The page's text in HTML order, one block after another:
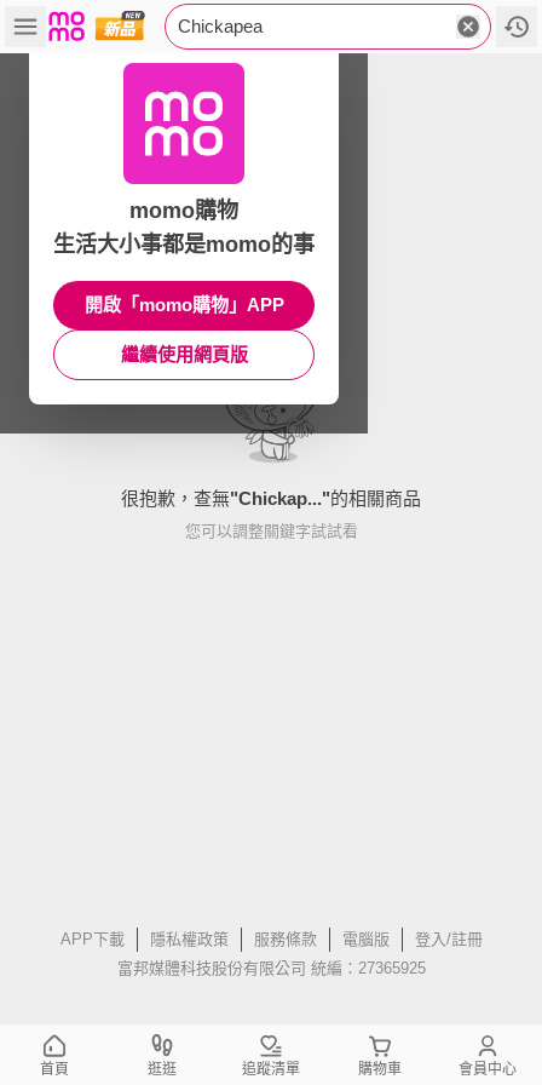
Chickapea
很抱歉，查無"Chickap..."的相關商品
您可以調整關鍵字試試看
APP下載 隱私權政策 服務條款 電腦版
登入/註冊
富邦媒體科技股份有限公司 統編：27365925
momo購物
生活大小事都是momo的事
開啟「momo購物」APP
繼續使用網頁版
首頁 逛逛 追蹤清單 購物車 會員中心